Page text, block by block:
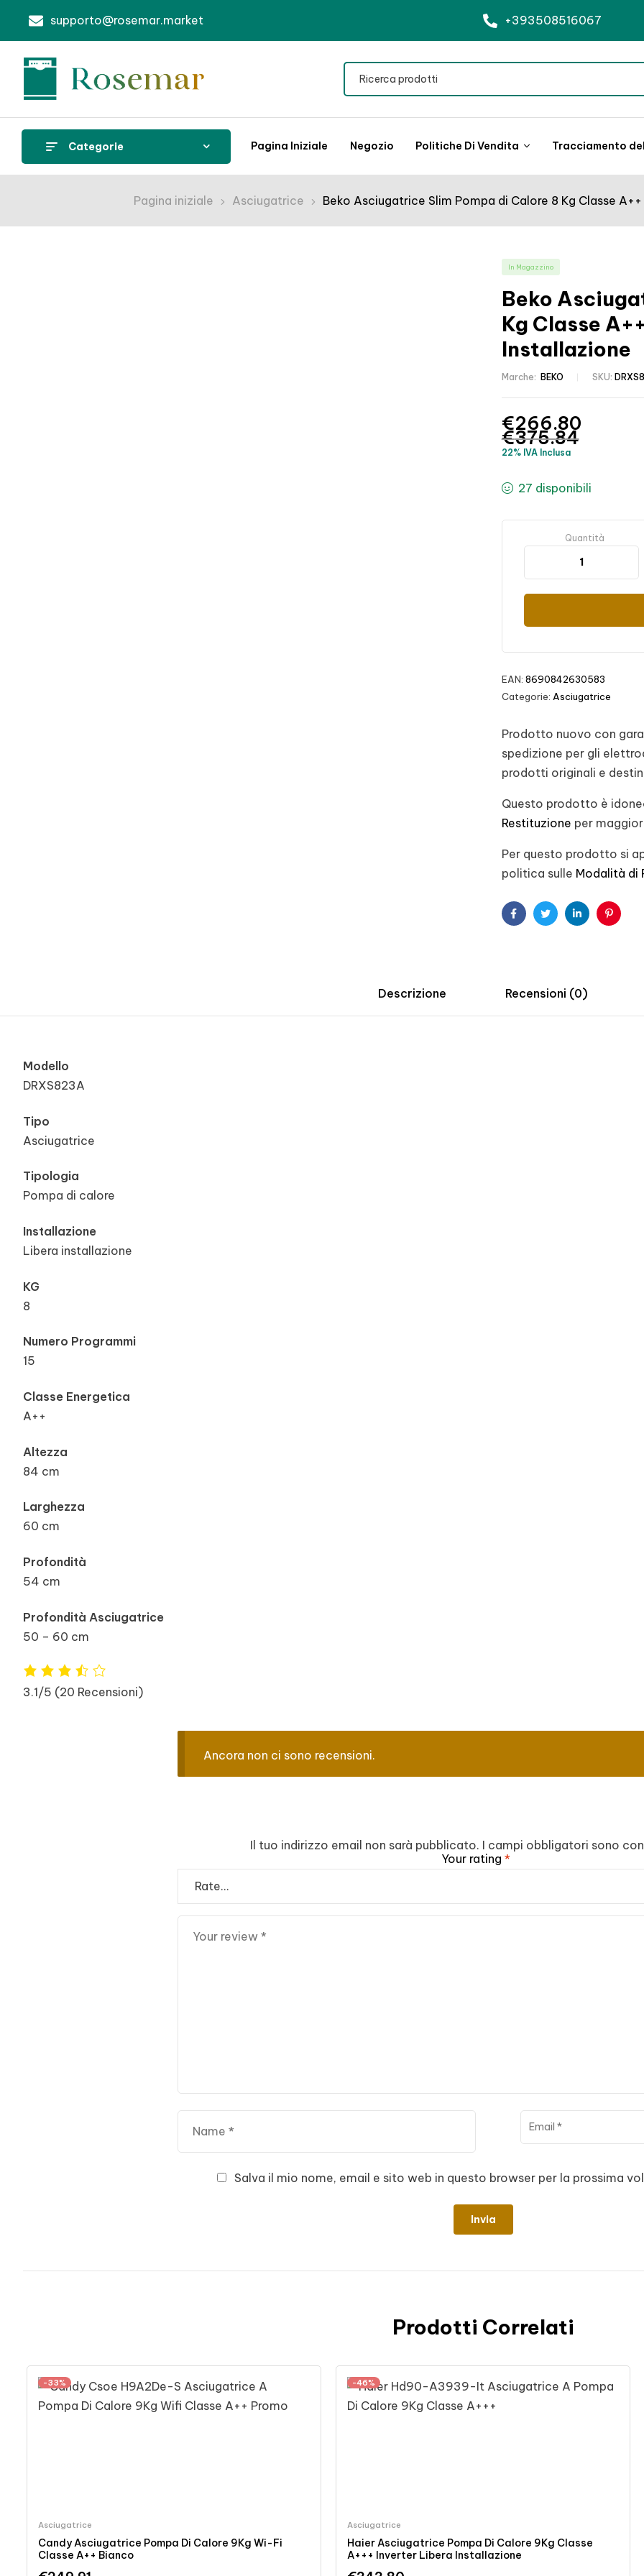
supporto@rosemar.market +393508516067
Categorie Pagina Iniziale Negozio Politiche Di Vendita Tracciamento
Pagina iniziale Asciugatrice Beko Asciugatrice Slim Pompa di Calore 8 Kg Classe
In Magazzino
Beko
Kg Classe
Installazione
Marche: BEKO SKU:
€375.84
€266.80
22% IVA Inclusa
27 disponibili
Quantità
EAN: 8690842630583
Categorie: Asciugatrice
Prodotto nuovo con
spedizione per gli
prodotti originali e
Questo prodotto è
Restituzione per
Per questo prodotto si
politica sulle Modalità di
FacebookTwitterLinkedinPinterest
Descrizione Recensioni (0)
Modello
DRXS823A
Tipo
Asciugatrice
Tipologia
Pompa di calore
Installazione
Libera installazione
KG
8
Numero Programmi
15
Classe Energetica
A++
Altezza
84 cm
Larghezza
60 cm
Profondità
54 cm
Profondità Asciugatrice
50 – 60 cm
3.1/5 (20 Recensioni)
Ancora non ci sono recensioni.
Il tuo indirizzo email non sarà pubblicato. I campi obbligatori sono
Your rating *
Salva il mio nome, email e sito web in questo browser per la prossima
Prodotti Correlati
-33%
Asciugatrice
Candy Asciugatrice Pompa Di Calore 9Kg Wi-Fi
Classe A++ Bianco
-46%
Asciugatrice
Haier Asciugatrice Pompa Di Calore 9Kg Classe
A+++ Inverter Libera Installazione